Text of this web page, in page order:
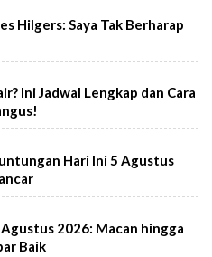
Hilgers: Saya Tak Berharap
Ini Jadwal Lengkap dan Cara
Hari Ini 5 Agustus
2026: Macan hingga
Baik